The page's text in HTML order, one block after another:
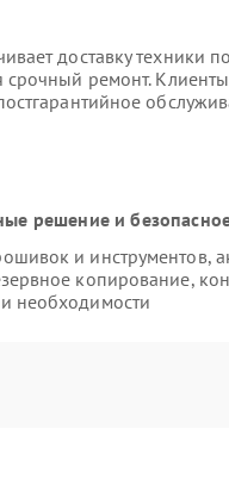
доставку техники
ремонт. Клиенты
решение и
и инструментов,
копирование,
необходимости